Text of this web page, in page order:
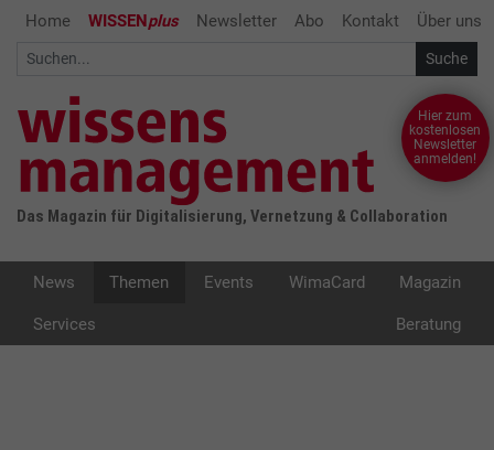
Home WISSENplus Newsletter Abo Kontakt Über uns
Das Magazin für Digitalisierung, Vernetzung & Collaboration
Hier zum
kostenlosen
Newsletter
anmelden!
News Themen Events WimaCard Magazin
Services Beratung